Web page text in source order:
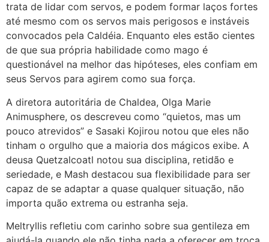
trata de lidar com servos, e podem formar laços fortes
até mesmo com os servos mais perigosos e instáveis ​​
convocados pela Caldéia. Enquanto eles estão cientes
de que sua própria habilidade como mago é
questionável na melhor das hipóteses, eles confiam em
seus Servos para agirem como sua força.
A diretora autoritária de Chaldea, Olga Marie
Animusphere, os descreveu como “quietos, mas um
pouco atrevidos” e Sasaki Kojirou notou que eles não
tinham o orgulho que a maioria dos mágicos exibe. A
deusa Quetzalcoatl notou sua disciplina, retidão e
seriedade, e Mash destacou sua flexibilidade para ser
capaz de se adaptar a quase qualquer situação, não
importa quão extrema ou estranha seja.
Meltryllis refletiu com carinho sobre sua gentileza em